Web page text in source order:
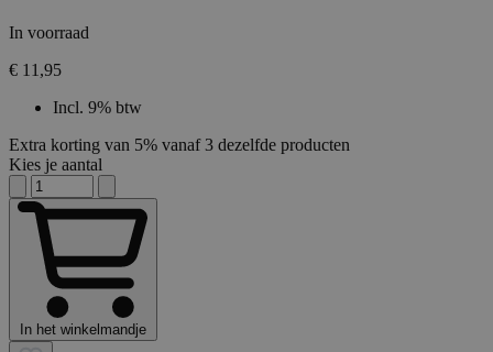
In voorraad
€ 11,95
Incl. 9% btw
Extra korting van 5% vanaf 3 dezelfde producten
Kies je aantal
In het winkelmandje